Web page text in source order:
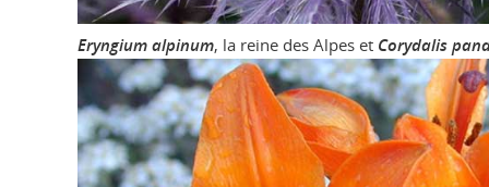
Eryngium alpinum, la reine des Alpes et Corydalis